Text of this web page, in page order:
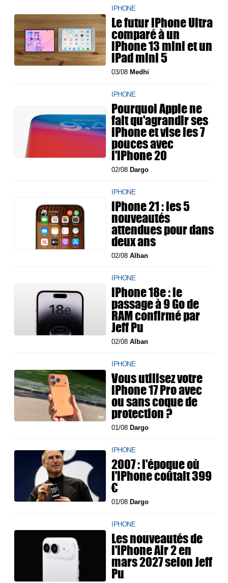
IPHONE
Le futur iPhone Ultra
comparé à un
iPhone 13 mini et un
iPad mini 5
03/08 Medhi
IPHONE
Pourquoi Apple ne
fait qu'agrandir ses
iPhone et vise les 7
pouces avec
l'iPhone 20
02/08 Dargo
IPHONE
iPhone 21 : les 5
nouveautés
attendues pour dans
deux ans
02/08Alban
IPHONE
iPhone 18e : le
passage à 9 Go de
RAM confirmé par
Jeff Pu
02/08Alban
IPHONE
Vous utilisez votre
iPhone 17 Pro avec
ou sans coque de
protection ?
01/08 Dargo
IPHONE
2007 : l'époque où
l'iPhone coûtait 399
€
01/08 Dargo
IPHONE
Les nouveautés de
l'iPhone Air 2 en
mars 2027 selon Jeff
Pu